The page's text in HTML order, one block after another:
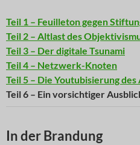
Teil 1 – Feuilleton gegen
Teil 2 – Altlast des
Teil 3 – Der digitale Tsunami
Teil 4 – Netzwerk-Knoten
Teil 5 – Die Youtubisierung des
Teil 6 – Ein vorsichtiger
In der Brandung